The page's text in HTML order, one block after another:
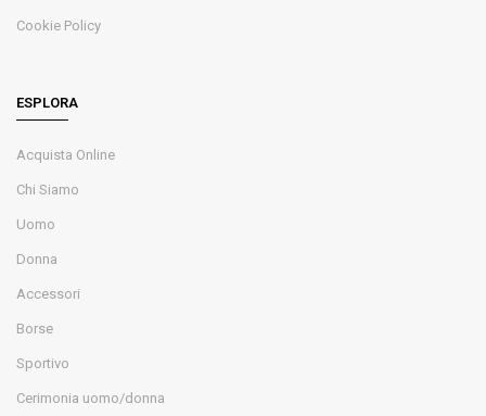
Cookie Policy
ESPLORA
Acquista Online
Chi Siamo
Uomo
Donna
Accessori
Borse
Sportivo
Cerimonia uomo/donna